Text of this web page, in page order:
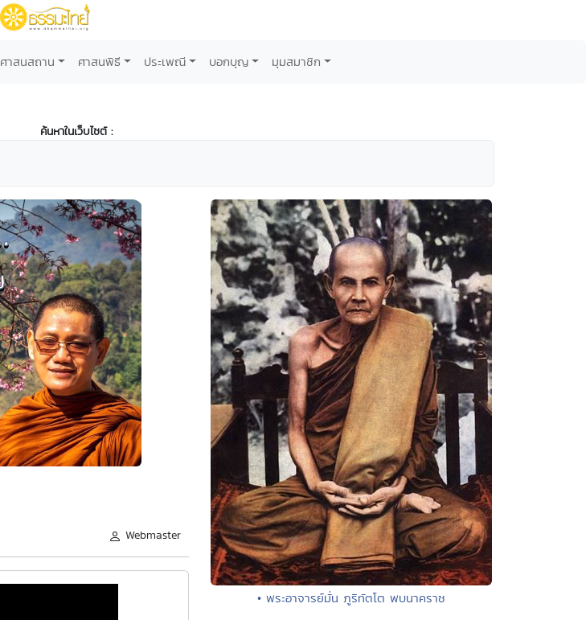
ศาสนสถาน ศาสนพิธี ประเพณี บอกบุญ มุมสมาชิก
ค้นหาในเว็บไซต์ :
Webmaster
• พระอาจารย์มั่น ภูริทัตโต พบนาคราช